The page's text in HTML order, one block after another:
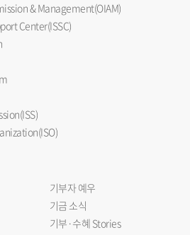
& Management(OIAM)
Center(ISSC)
기부자 예우
기금 소식
기부·수혜 Stories